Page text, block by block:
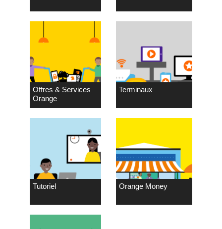
Offres & Services
Orange
Terminaux
Tutoriel Orange Money